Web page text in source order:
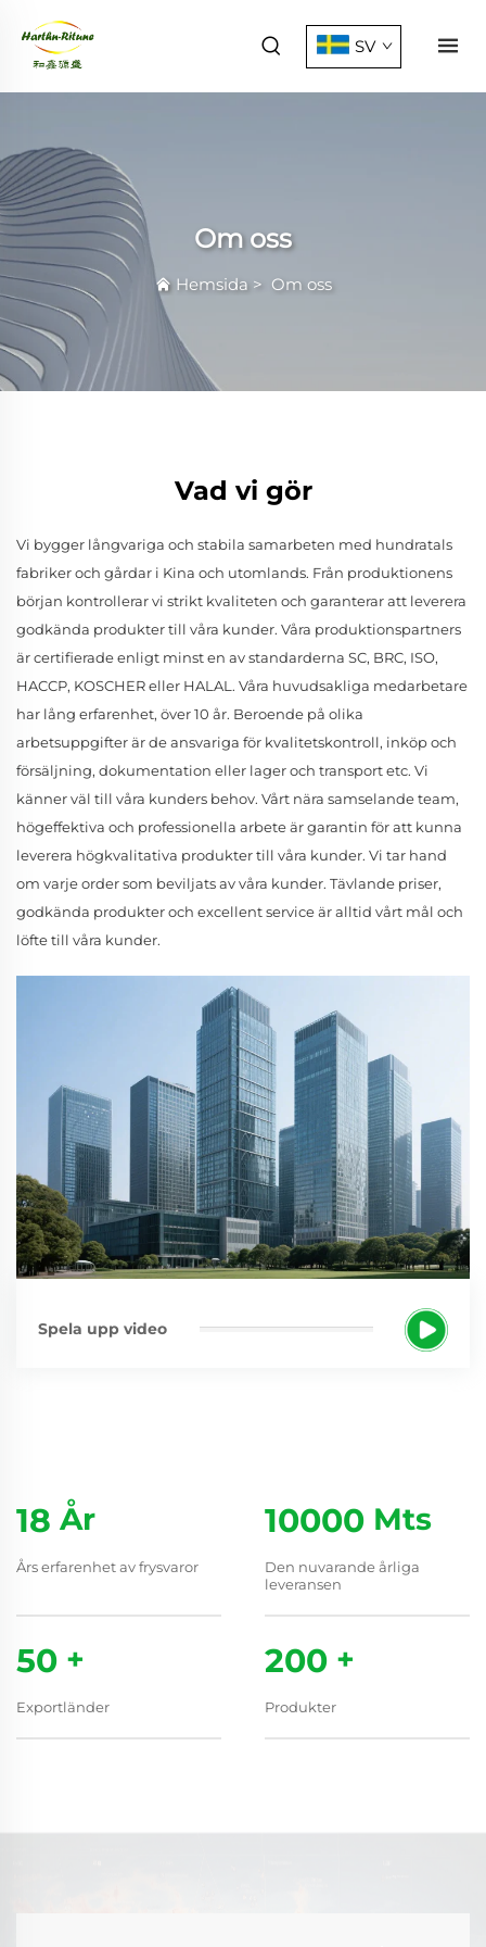
SV
Om oss
Hemsida> Om oss
Vad vi gör
Vi bygger långvariga och stabila samarbeten med hundratals
fabriker och gårdar i Kina och utomlands. Från produktionens
början kontrollerar vi strikt kvaliteten och garanterar att leverera
godkända produkter till våra kunder. Våra produktionspartners
är certifierade enligt minst en av standarderna SC, BRC, ISO,
HACCP, KOSCHER eller HALAL. Våra huvudsakliga medarbetare
har lång erfarenhet, över 10 år. Beroende på olika
arbetsuppgifter är de ansvariga för kvalitetskontroll, inköp och
försäljning, dokumentation eller lager och transport etc. Vi
känner väl till våra kunders behov. Vårt nära samselande team,
högeffektiva och professionella arbete är garantin för att kunna
leverera högkvalitativa produkter till våra kunder. Vi tar hand
om varje order som beviljats av våra kunder. Tävlande priser,
godkända produkter och excellent service är alltid vårt mål och
löfte till våra kunder.
Spela upp video
18 År
Års erfarenhet av frysvaror
10000 Mts
Den nuvarande årliga
leveransen
50 +
Exportländer
200 +
Produkter